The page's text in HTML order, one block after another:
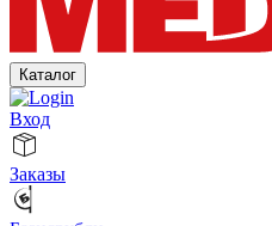
Каталог
Вход
Заказы